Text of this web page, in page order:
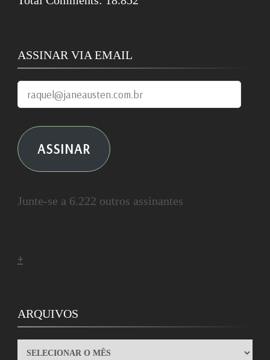
ASSINAR VIA EMAIL
raquel@janeausten.com.br
ASSINAR
Junte-se a 6.222 outros assinantes
+
ARQUIVOS
ARQUIVOS